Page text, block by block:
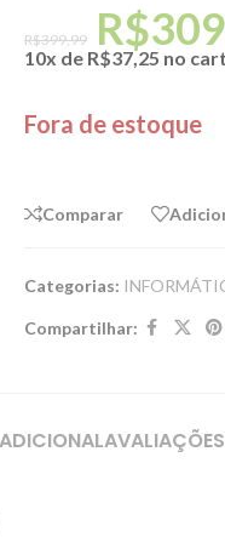
R$399,99 R$
10x de R$37,25 no
Fora de estoque
Comparar
Categorias:
Compartilhar: